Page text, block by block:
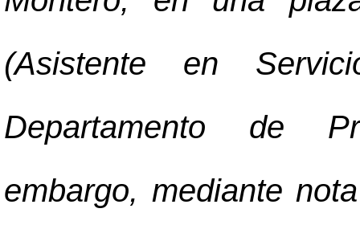
(Asistente en
Departamento de
embargo, mediante